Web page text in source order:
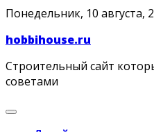
Skip
content
Понедельник, 10 августа,
hobbihouse.ru
Строительный сайт
советами